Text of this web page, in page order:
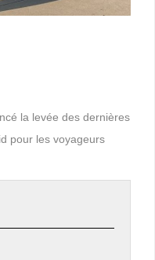
la levée des dernières
pour les voyageurs